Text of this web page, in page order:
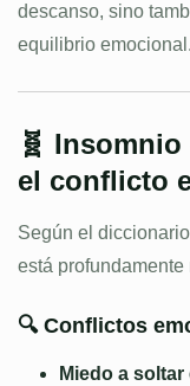
descanso, sino
equilibrio emocional.
🧬
el conflicto
Según el
está
🔍 Conflictos
Miedo a soltar